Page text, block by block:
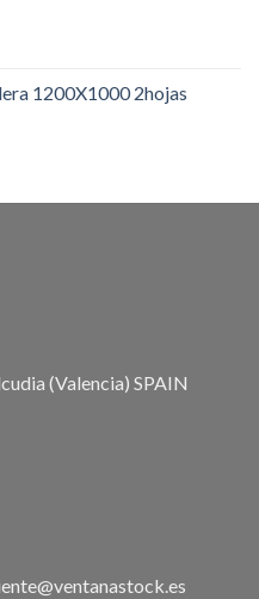
1200X1000 2hojas
(Valencia) SPAIN